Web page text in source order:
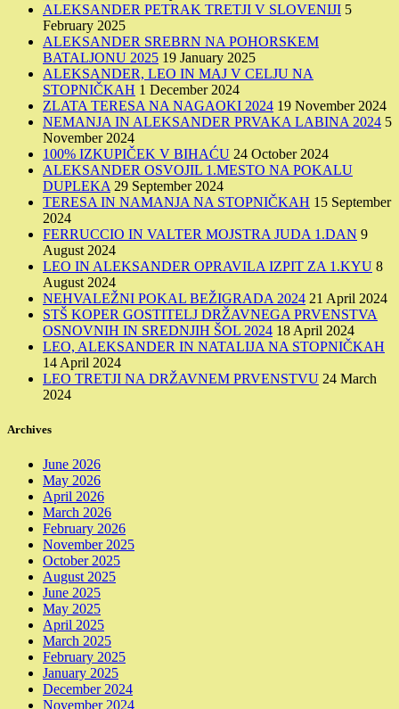
ALEKSANDER PETRAK TRETJI V SLOVENIJI 5
February 2025
ALEKSANDER SREBRN NA POHORSKEM
BATALJONU 2025 19 January 2025
ALEKSANDER, LEO IN MAJ V CELJU NA
STOPNIČKAH 1 December 2024
ZLATA TERESA NA NAGAOKI 2024 19 November 2024
NEMANJA IN ALEKSANDER PRVAKA LABINA 2024 5
November 2024
100% IZKUPIČEK V BIHAĆU 24 October 2024
ALEKSANDER OSVOJIL 1.MESTO NA POKALU
DUPLEKA 29 September 2024
TERESA IN NAMANJA NA STOPNIČKAH 15 September
2024
FERRUCCIO IN VALTER MOJSTRA JUDA 1.DAN 9
August 2024
LEO IN ALEKSANDER OPRAVILA IZPIT ZA 1.KYU 8
August 2024
NEHVALEŽNI POKAL BEŽIGRADA 2024 21 April 2024
STŠ KOPER GOSTITELJ DRŽAVNEGA PRVENSTVA
OSNOVNIH IN SREDNJIH ŠOL 2024 18 April 2024
LEO, ALEKSANDER IN NATALIJA NA STOPNIČKAH
14 April 2024
LEO TRETJI NA DRŽAVNEM PRVENSTVU 24 March
2024
Archives
June 2026
May 2026
April 2026
March 2026
February 2026
November 2025
October 2025
August 2025
June 2025
May 2025
April 2025
March 2025
February 2025
January 2025
December 2024
November 2024